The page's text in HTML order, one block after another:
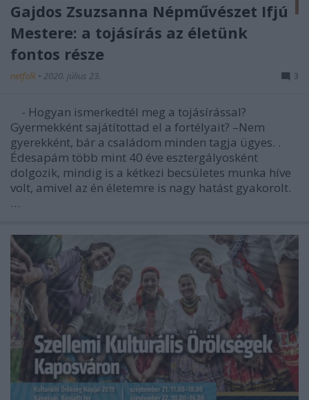
Gajdos Zsuzsanna Népművészet Ifjú
Mestere: a tojásírás az életünk
fontos része
netfolk • 2020. július 23. 3
- Hogyan ismerkedtél meg a tojásírással?
Gyermekként sajátítottad el a fortélyait? –Nem
gyerekként, bár a családom minden tagja ügyes. .
Édesapám több mint 40 éve esztergályosként
dolgozik, mindig is a kétkezi becsületes munka híve
volt, amivel az én életemre is nagy hatást gyakorolt.
…